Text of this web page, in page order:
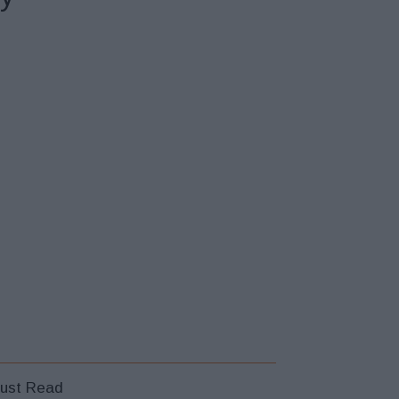
Read